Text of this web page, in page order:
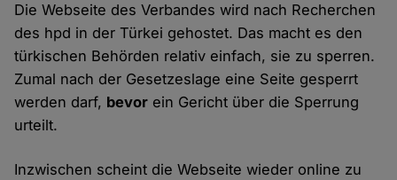
Die Webseite des Verbandes wird nach Recherchen
des hpd in der Türkei gehostet. Das macht es den
türkischen Behörden relativ einfach, sie zu sperren.
Zumal nach der Gesetzeslage eine Seite gesperrt
werden darf, bevor ein Gericht über die Sperrung
urteilt.
Inzwischen scheint die Webseite wieder online zu